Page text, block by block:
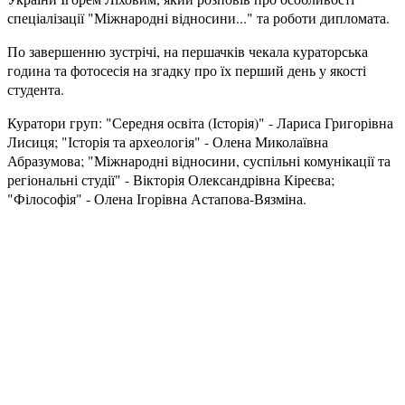
спеціалізації "Міжнародні відносини..." та роботи дипломата.
По завершенню зустрічі, на першачків чекала кураторська
година та фотосесія на згадку про їх перший день у якості
студента.
Куратори груп: "Середня освіта (Історія)" - Лариса Григорівна
Лисиця; "Історія та археологія" - Олена Миколаївна
Абразумова; "Міжнародні відносини, суспільні комунікації та
регіональні студії" - Вікторія Олександрівна Кіреєва;
"Філософія" - Олена Ігорівна Астапова-Вязміна.